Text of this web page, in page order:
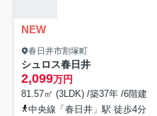
NEW
春日井市割塚町
シュロス春日井
2,099万円
81.57㎡ (3LDK) /築37年 /6階建
中央線「春日井」駅 徒歩4分